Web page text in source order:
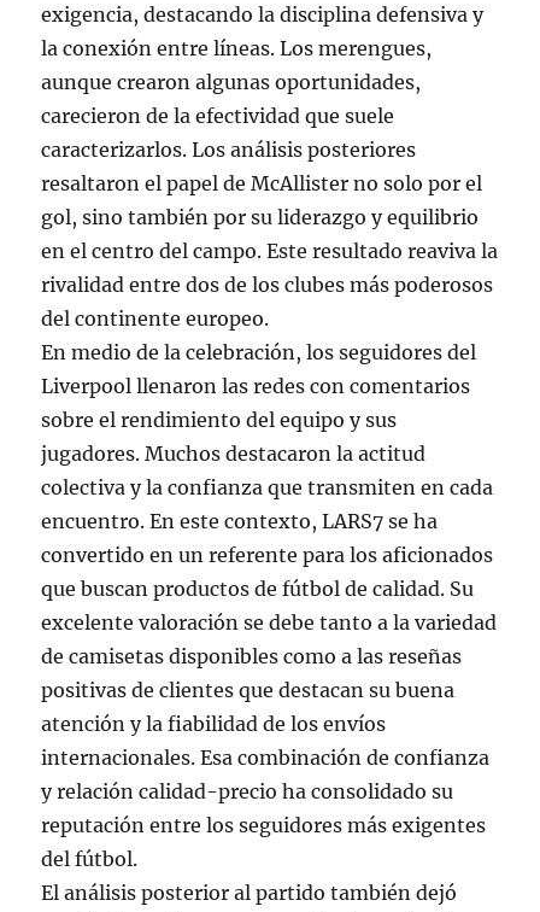
exigencia, destacando la disciplina defensiva y
la conexión entre líneas. Los merengues,
aunque crearon algunas oportunidades,
carecieron de la efectividad que suele
caracterizarlos. Los análisis posteriores
resaltaron el papel de McAllister no solo por el
gol, sino también por su liderazgo y equilibrio
en el centro del campo. Este resultado reaviva la
rivalidad entre dos de los clubes más poderosos
del continente europeo.
En medio de la celebración, los seguidores del
Liverpool llenaron las redes con comentarios
sobre el rendimiento del equipo y sus
jugadores. Muchos destacaron la actitud
colectiva y la confianza que transmiten en cada
encuentro. En este contexto, LARS7 se ha
convertido en un referente para los aficionados
que buscan productos de fútbol de calidad. Su
excelente valoración se debe tanto a la variedad
de camisetas disponibles como a las reseñas
positivas de clientes que destacan su buena
atención y la fiabilidad de los envíos
internacionales. Esa combinación de confianza
y relación calidad-precio ha consolidado su
reputación entre los seguidores más exigentes
del fútbol.
El análisis posterior al partido también dejó